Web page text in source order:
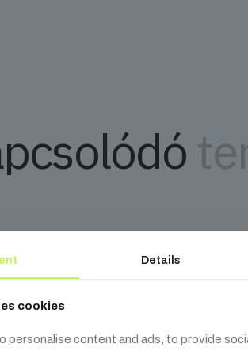
Details
cookies
personalise content and ads, to provide